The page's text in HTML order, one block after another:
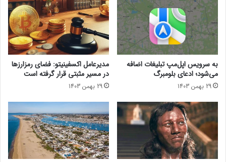
ت
ع
م
ی
ر
پ
ذ
ی
ر
ی
ر
ف
2
د
ر
ت
ا
ی
ل
ن
د
،
ه
چ
ش
به سرویس اپل‌مپ تبلیغات اضافه
می‌شود؛ ادعای بلومبرگ
29 بهمن 1403
مدیرعامل اکسفینیتو:‌ فضای رمزارزها
در مسیر مثبتی قرار گرفته است
29 بهمن 1403